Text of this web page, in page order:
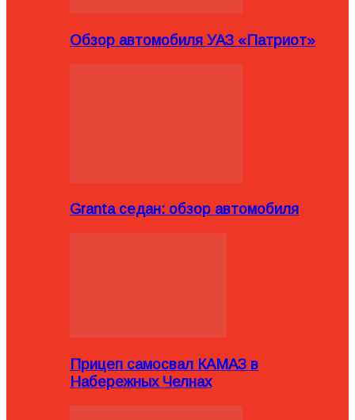
Обзор автомобиля УАЗ «Патриот»
Granta седан: обзор автомобиля
Прицеп самосвал КАМАЗ в
Набережных Челнах